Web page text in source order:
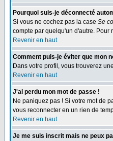
Pourquoi suis-je déconnecté
Si vous ne cochez pas la case Se
compte par quelqu'un d'autre. Pour
Revenir en haut
Comment puis-je éviter que mon
Dans votre profil, vous trouverez
Revenir en haut
J'ai perdu mon mot de passe !
Ne paniquez pas ! Si votre mot de
vous reconnecter en un rien de
Revenir en haut
Je me suis inscrit mais ne peux